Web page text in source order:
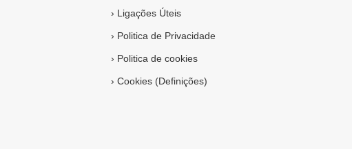
› Ligações Úteis
› Politica de Privacidade
› Politica de cookies
›Cookies (Definições)